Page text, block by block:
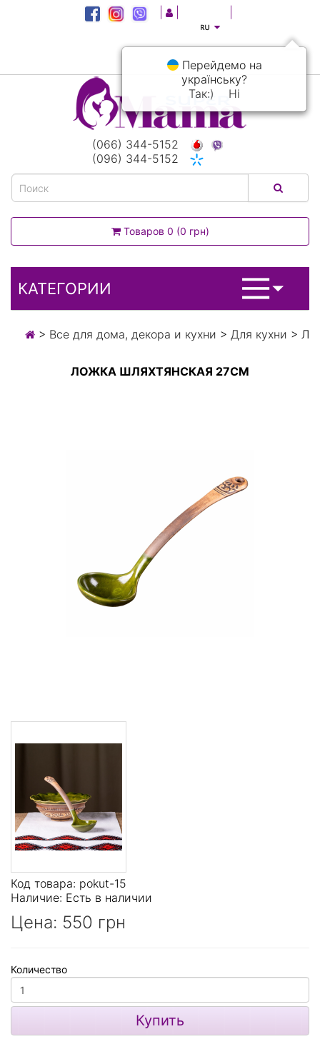
(066) 344-5152
(096) 344-5152
Товаров 0 (0 грн)
КАТЕГОРИИ
> Все для дома, декора и кухни > Для кухни >
ЛОЖКА ШЛЯХТЯНСКАЯ 27СМ
Код товара: рokut-15
Наличие: Есть в наличии
Цена: 550 грн
Количество
Купить
Перейдемо на
українську?
Так:)
Ні